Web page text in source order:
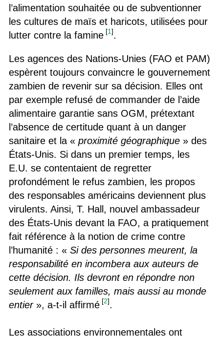
l’alimentation souhaitée ou de subventionner
les cultures de maïs et haricots, utilisées pour
lutter contre la famine [1].
Les agences des Nations-Unies (FAO et PAM)
espèrent toujours convaincre le gouvernement
zambien de revenir sur sa décision. Elles ont
par exemple refusé de commander de l’aide
alimentaire garantie sans OGM, prétextant
l’absence de certitude quant à un danger
sanitaire et la « proximité géographique» des
États-Unis. Si dans un premier temps, les
E.U. se contentaient de regretter
profondément le refus zambien, les propos
des responsables américains deviennent plus
virulents. Ainsi, T. Hall, nouvel ambassadeur
des États-Unis devant la FAO, a pratiquement
fait référence à la notion de crime contre
l’humanité : « Si des personnes meurent, la
responsabilité en incombera aux auteurs de
cette décision. Ils devront en répondre non
seulement aux familles, mais aussi au monde
entier», a-t-il affirmé [2].
Les associations environnementales ont